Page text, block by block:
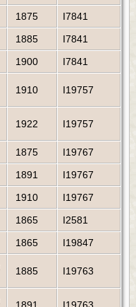
1875
I7841
1885
I7841
1900 I7841
1910 I19757
1922 I19757
1875
I19767
1891
I19767
1910
I19767
1865
I2581
1865 I19847
1885 I19763
1891 I19763